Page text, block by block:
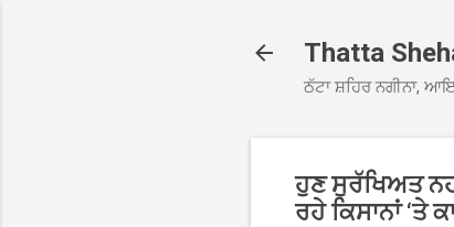
Thatta
ਠੱਟਾ ਸ਼ਹਿਰ ਨਗੀਨਾ,
ਹੁਣ ਸੁਰੱਖਿਅਤ
ਰਹੇ ਕਿਸਾਨਾਂ ‘ਤੇ